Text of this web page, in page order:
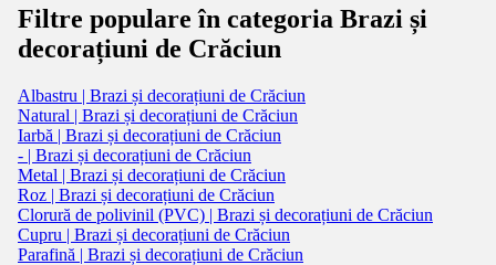
Filtre populare în categoria Brazi și
decorațiuni de Crăciun
Albastru | Brazi și decorațiuni de Crăciun
Natural | Brazi și decorațiuni de Crăciun
Iarbă | Brazi și decorațiuni de Crăciun
- | Brazi și decorațiuni de Crăciun
Metal | Brazi și decorațiuni de Crăciun
Roz | Brazi și decorațiuni de Crăciun
Clorură de polivinil (PVC) | Brazi și decorațiuni de Crăciun
Cupru | Brazi și decorațiuni de Crăciun
Parafină | Brazi și decorațiuni de Crăciun